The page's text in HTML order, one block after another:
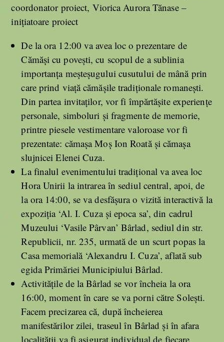
coordonator proiect, Viorica Aurora Tănase –
iniţiatoare proiect
De la ora 12:00 va avea loc o prezentare de
Cămăşi cu poveşti, cu scopul de a sublinia
importanţa meşteşugului cusutului de mână prin
care prind viaţă cămăşile tradiţionale romaneşti.
Din partea invitaţilor, vor fi împărtăşite experienţe
personale, simboluri şi fragmente de memorie,
printre piesele vestimentare valoroase vor fi
prezentate: cămaşa Moş Ion Roată şi cămaşa
slujnicei Elenei Cuza.
La finalul evenimentului tradiţional va avea loc
Hora Unirii la intrarea în sediul central, apoi, de
la ora 14:00, se va desfăşura o vizită interactivă la
expoziţia ‘Al. I. Cuza şi epoca sa’, din cadrul
Muzeului ‘Vasile Pârvan’ Bârlad, sediul din str.
Republicii, nr. 235, urmată de un scurt popas la
Casa memorială ‘Alexandru I. Cuza’, aflată sub
egida Primăriei Municipiului Bârlad.
Activităţile de la Bârlad se vor încheia la ora
16:00, moment în care se va porni către Soleşti.
Facem precizarea că, după încheierea
manifestărilor zilei, traseul în Bârlad şi în afara
localităţii va fi asigurat individual de fiecare